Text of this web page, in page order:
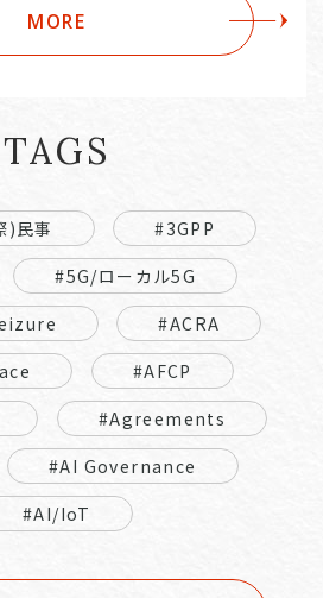
MORE
TAGS
)民事
#3GPP
#5G/ローカル5G
#ACRA
#AFCP
#Agreements
#AI Governance
#AI/IoT